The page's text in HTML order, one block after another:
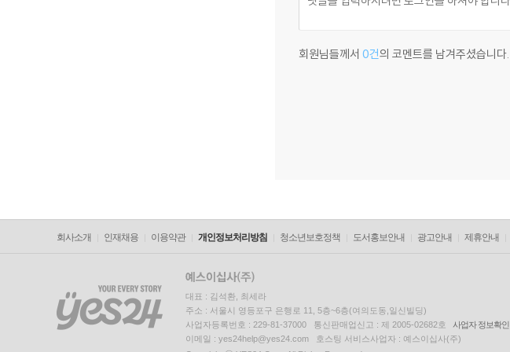
회원님들께서 0건의 코멘트를 남겨주셨습니다.
회사소개 인재채용 이용약관 개인정보처리방침 청소년보호정책 도서홍보안내 광고안내 제휴안내
대표 : 김석환, 최세라
주소 : 서울시 영등포구 은행로 11, 5층~6층(여의도동,일신빌딩)
사업자등록번호 : 229-81-37000 통신판매업신고 : 제 2005-02682호
사업자 정보확인
이메일 : yes24help@yes24.com 호스팅 서비스사업자 : 예스이십사(주)